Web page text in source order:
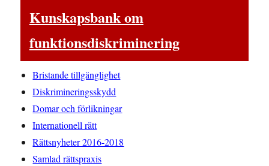
Kunskapsbank om
funktionsdiskriminering
Bristande tillgänglighet
Diskrimineringsskydd
Domar och förlikningar
Internationell rätt
Rättsnyheter 2016-2018
Samlad rättspraxis